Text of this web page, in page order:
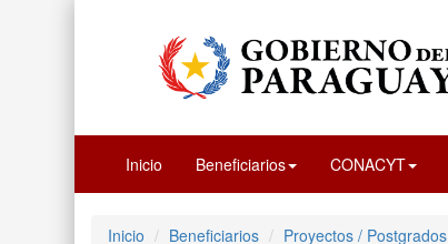
Inicio Beneficiarios CONACYT
Inicio Beneficiarios Proyectos / Postgrados